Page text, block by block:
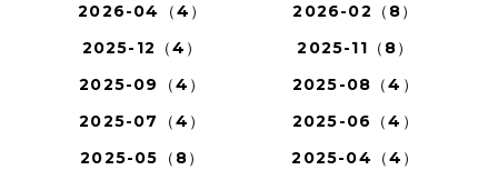
2026-04（4）
2026-02（8）
2025-12（4）
2025-11（8）
2025-09（4）
2025-08（4）
2025-07（4）
2025-06（4）
2025-05（8）
2025-04（4）